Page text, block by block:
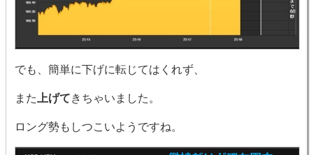
でも、簡単に下げに転じてはくれず、
また 上げてきちゃいました。
ロング勢もしつこいようですね。